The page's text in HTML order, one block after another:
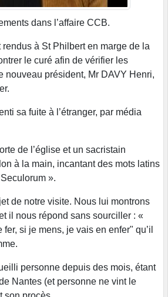
dans l’affaire CCB.
rendus à St Philbert en marge de la
le curé afin de vérifier les
nouveau président, Mr DAVY Henri,
sa fuite à l’étranger, par média
de l’église et un sacristain
à la main, incantant des mots latins
».
de notre visite. Nous lui montrons
il nous répond sans sourciller : «
si je mens, je vais en enfer" qu’il
personne depuis des mois, étant
Nantes (et personne ne vint le